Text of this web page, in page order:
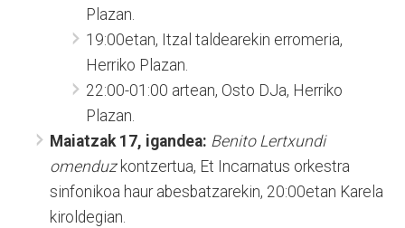
Plazan.
19:00etan, Itzal taldearekin erromeria,
Herriko Plazan.
22:00-01:00 artean, Osto DJa, Herriko
Plazan.
Maiatzak 17, igandea: Benito Lertxundi
omenduzkontzertua, Et Incarnatus orkestra
sinfonikoa haur abesbatzarekin, 20:00etan Karela
kiroldegian.